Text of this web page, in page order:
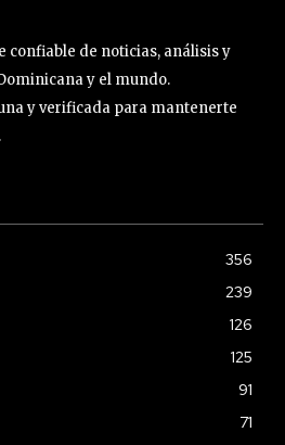
confiable de noticias, análisis y
y el mundo.
y verificada para mantenerte
356
239
126
125
91
71